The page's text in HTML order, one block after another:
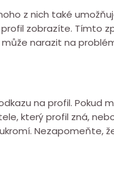
z nich také
zobrazíte. Tímto
narazit na
na profil.
který profil zná,
Nezapomeňte,